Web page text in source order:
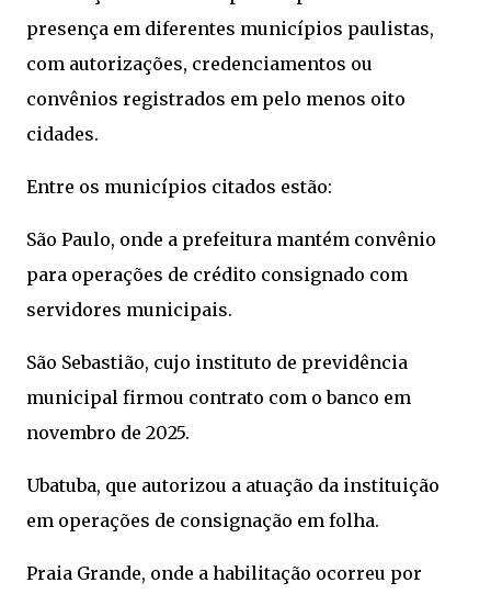
presença em diferentes municípios paulistas,
com autorizações, credenciamentos ou
convênios registrados em pelo menos oito
cidades.
Entre os municípios citados estão:
São Paulo, onde a prefeitura mantém convênio
para operações de crédito consignado com
servidores municipais.
São Sebastião, cujo instituto de previdência
municipal firmou contrato com o banco em
novembro de 2025.
Ubatuba, que autorizou a atuação da instituição
em operações de consignação em folha.
Praia Grande, onde a habilitação ocorreu por